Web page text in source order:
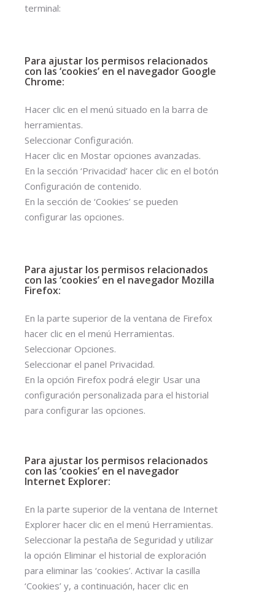
terminal:
Para ajustar los permisos relacionados
con las ‘cookies’ en el navegador Google
Chrome:
Hacer clic en el menú situado en la barra de
herramientas.
Seleccionar Configuración.
Hacer clic en Mostar opciones avanzadas.
En la sección ‘Privacidad’ hacer clic en el botón
Configuración de contenido.
En la sección de ‘Cookies’ se pueden
configurar las opciones.
Para ajustar los permisos relacionados
con las ‘cookies’ en el navegador Mozilla
Firefox:
En la parte superior de la ventana de Firefox
hacer clic en el menú Herramientas.
Seleccionar Opciones.
Seleccionar el panel Privacidad.
En la opción Firefox podrá elegir Usar una
configuración personalizada para el historial
para configurar las opciones.
Para ajustar los permisos relacionados
con las ‘cookies’ en el navegador
Internet Explorer:
En la parte superior de la ventana de Internet
Explorer hacer clic en el menú Herramientas.
Seleccionar la pestaña de Seguridad y utilizar
la opción Eliminar el historial de exploración
para eliminar las ‘cookies’. Activar la casilla
‘Cookies’ y, a continuación, hacer clic en